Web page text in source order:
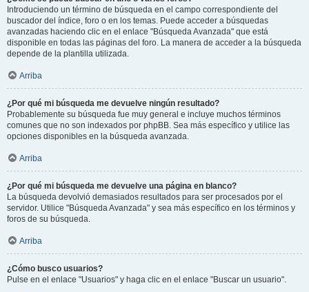
Introduciendo un término de búsqueda en el campo correspondiente del
buscador del índice, foro o en los temas. Puede acceder a búsquedas
avanzadas haciendo clic en el enlace "Búsqueda Avanzada" que está
disponible en todas las páginas del foro. La manera de acceder a la búsqueda
depende de la plantilla utilizada.
Arriba
¿Por qué mi búsqueda me devuelve ningún resultado?
Probablemente su búsqueda fue muy general e incluye muchos términos
comunes que no son indexados por phpBB. Sea más específico y utilice las
opciones disponibles en la búsqueda avanzada.
Arriba
¿Por qué mi búsqueda me devuelve una página en blanco?
La búsqueda devolvió demasiados resultados para ser procesados por el
servidor. Utilice "Búsqueda Avanzada" y sea más específico en los términos y
foros de su búsqueda.
Arriba
¿Cómo busco usuarios?
Pulse en el enlace "Usuarios" y haga clic en el enlace "Buscar un usuario".